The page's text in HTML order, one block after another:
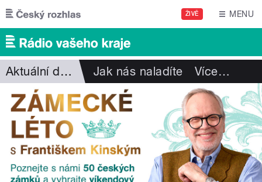
Přejít k hlavnímu obsahu
ŽIVĚ MENU
Aktuální dění Jak nás naladíte Více…